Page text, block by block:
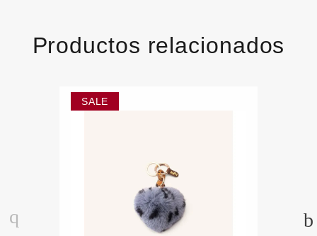
Productos relacionados